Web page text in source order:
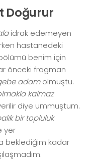
Doğurur
idrak edemeyen
hastanedeki
benim için
önceki fragman
adamolmuştu.
kalmaz
diye ummuştum.
bir topluluk
yer
beklediğim kadar